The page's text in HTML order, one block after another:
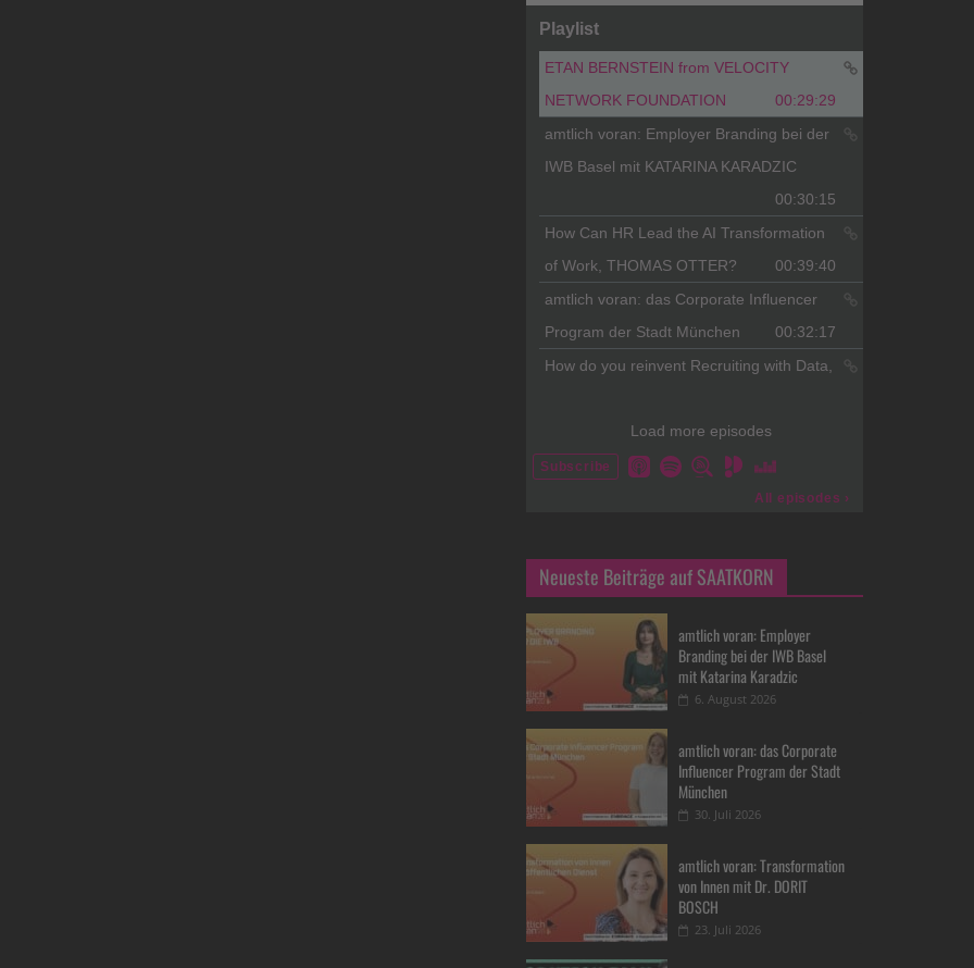
Neueste Beiträge auf SAATKORN
amtlich voran: Employer
Branding bei der IWB Basel
mit Katarina Karadzic
6. August 2026
amtlich voran: das Corporate
Influencer Program der Stadt
München
30. Juli 2026
amtlich voran: Transformation
von Innen mit Dr. DORIT
BOSCH
23. Juli 2026